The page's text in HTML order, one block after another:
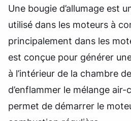
Une bougie d’allumage est
utilisé dans les moteurs à
principalement dans les
est conçue pour générer
à l’intérieur de la chambre
d’enflammer le mélange
permet de démarrer le